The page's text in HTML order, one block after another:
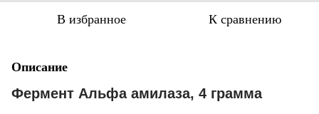
В избранное К сравнению
Описание
Фермент Альфа амилаза, 4 грамма